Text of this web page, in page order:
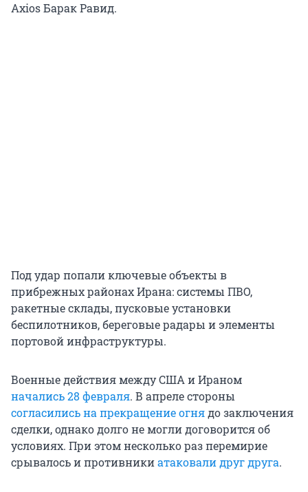
Axios Барак Равид.
Под удар попали ключевые объекты в
прибрежных районах Ирана: системы ПВО,
ракетные склады, пусковые установки
беспилотников, береговые радары и элементы
портовой инфраструктуры.
Военные действия между США и Ираном
начались 28 февраля. В апреле стороны
согласились на прекращение огнядо заключения
сделки, однако долго не могли договорится об
условиях. При этом несколько раз перемирие
срывалось и противникиатаковали друг друга.